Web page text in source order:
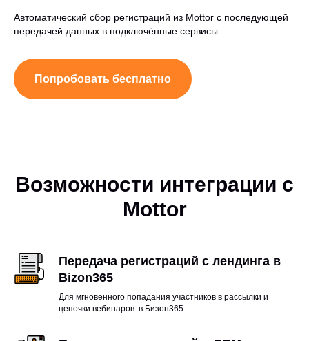
Автоматический сбор регистраций из Mottor с последующей
передачей данных в подключённые сервисы.
Попробовать бесплатно
Возможности интеграции с
Mottor
Передача регистраций с лендинга в
Bizon365
Для мгновенного попадания участников в рассылки и
цепочки вебинаров. в Бизон365.